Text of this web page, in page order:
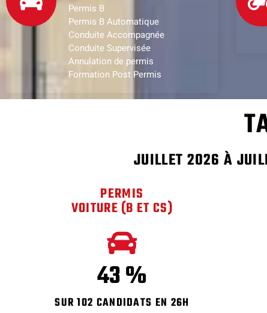
Permis B
Permis B Automatique
Conduite Accompagnée
Conduite Supervisée
Annulation de permis
Formation Post Permis
JUILLET 2026 À
PERMIS
VOITURE (B ET CS)
61%
SUR 102 CANDIDATS EN 26H